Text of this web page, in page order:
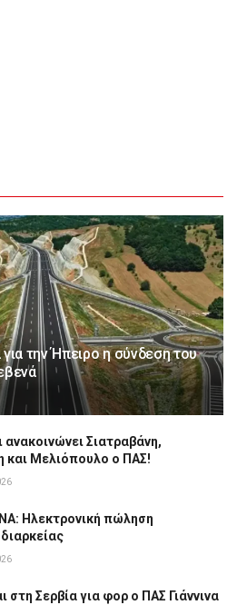
την Ήπειρο η σύνδεση του
ανακοινώνει Σιατραβάνη,
και Μελιόπουλο ο ΠΑΣ!
Hλεκτρονική πώληση
στη Σερβία για φορ ο ΠΑΣ Γιάννινα